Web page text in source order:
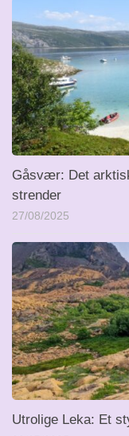
Gåsvær: Det
strender
27/08/2025
Utrolige Leka: Et